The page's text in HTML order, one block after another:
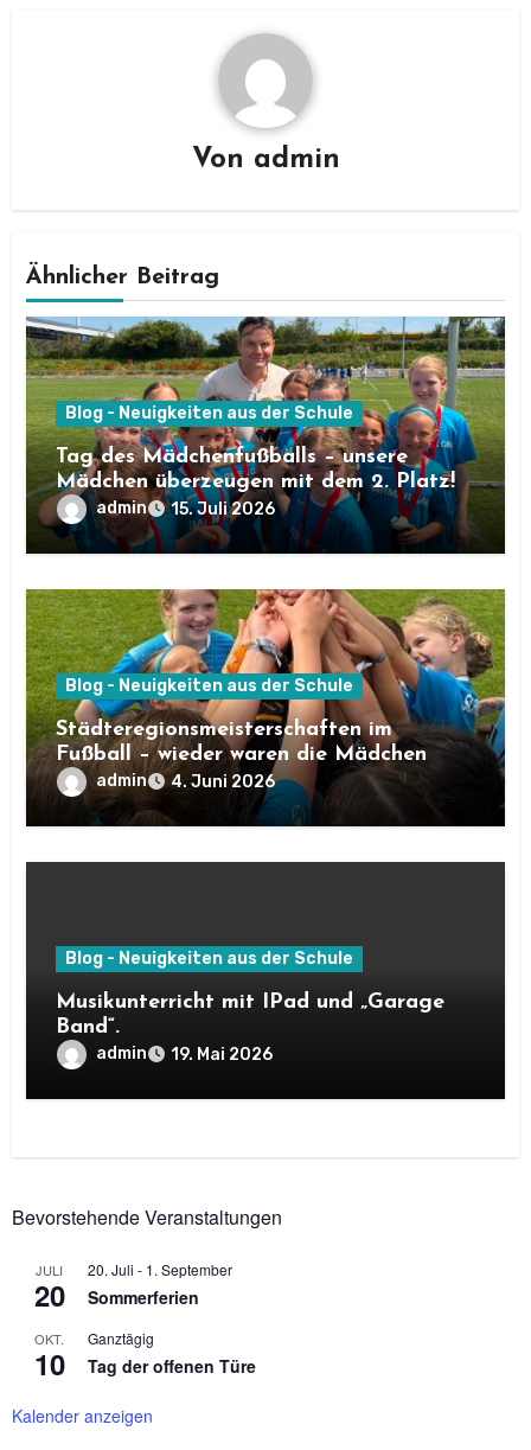
Von admin
Ähnlicher Beitrag
Blog - Neuigkeiten aus der Schule
Tag des Mädchenfußballs – unsere
Mädchen überzeugen mit dem 2. Platz!
admin 15. Juli 2026
Blog - Neuigkeiten aus der Schule
Städteregionsmeisterschaften im
Fußball – wieder waren die Mädchen
sehr erfolgreich!
admin 4. Juni 2026
Blog - Neuigkeiten aus der Schule
Musikunterricht mit IPad und „Garage
Band“.
admin 19. Mai 2026
Bevorstehende Veranstaltungen
JULI
20
20. Juli - 1. September
Sommerferien
OKT.
10
Ganztägig
Tag der offenen Türe
Kalender anzeigen